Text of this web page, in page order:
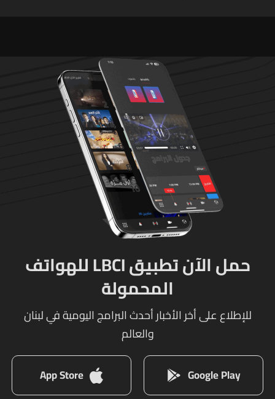
حمل الآن تطبيق LBCI للهواتف
المحمولة
للإطلاع على أخر الأخبار أحدث البرامج اليومية في لبنان
والعالم
Google Play
App Store